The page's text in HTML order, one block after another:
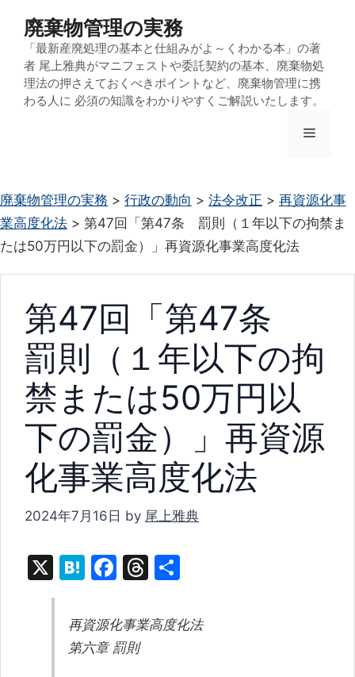
ッ
プ
廃棄物管理の実務
「最新産廃処理の基本と仕組みがよ～くわかる本」の著
者 尾上雅典がマニフェストや委託契約の基本、廃棄物処
理法の押さえておくべきポイントなど、廃棄物管理に携
わる人に 必須の知識をわかりやすくご解説いたします。
メ
ュ
ー
廃棄物管理の実務 > 行政の動向 > 法令改正 > 再資源化事
業高度化法 > 第47回「第47条 罰則（１年以下の拘禁ま
たは50万円以下の罰金）」再資源化事業高度化法
第47回「第47条
罰則（１年以下の拘
禁または50万円以
下の罰金）」再資源
化事業高度化法
2024年7月16日 by 尾上雅典
X
H
e
n
F
c
e
T
e
再資源化事業高度化法
第六章 罰則